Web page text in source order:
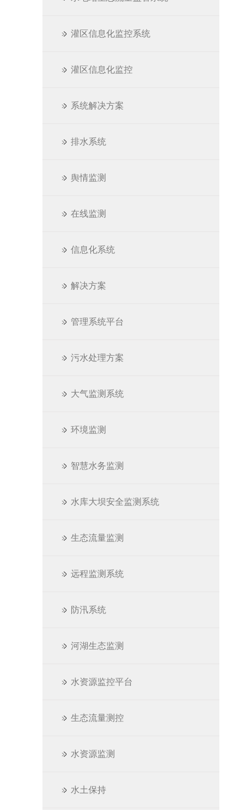
灌区信息化监控系统
灌区信息化监控
系统解决方案
排水系统
舆情监测
在线监测
信息化系统
解决方案
管理系统平台
污水处理方案
大气监测系统
环境监测
智慧水务监测
水库大坝安全监测系统
生态流量监测
远程监测系统
防汛系统
河湖生态监测
水资源监控平台
生态流量测控
水资源监测
水土保持